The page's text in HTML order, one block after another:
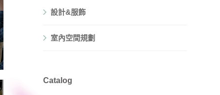
設計&服飾
室內空間規劃
Catalog